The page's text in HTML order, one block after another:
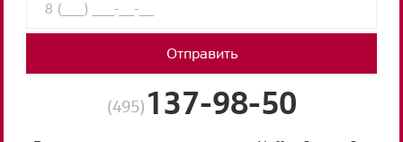
Отправить
(495) 137-98-50